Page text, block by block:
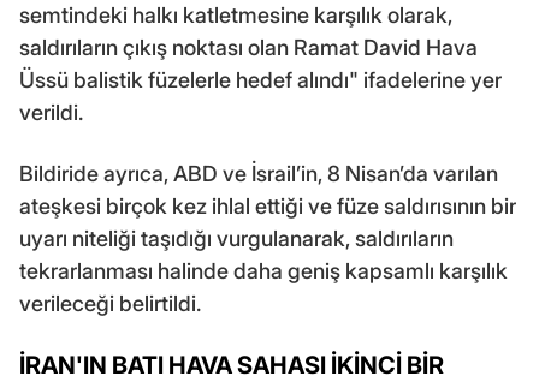
semtindeki halkı katletmesine karşılık olarak,
saldırıların çıkış noktası olan Ramat David Hava
Üssü balistik füzelerle hedef alındı" ifadelerine yer
verildi.
Bildiride ayrıca, ABD ve İsrail’in, 8 Nisan’da varılan
ateşkesi birçok kez ihlal ettiği ve füze saldırısının bir
uyarı niteliği taşıdığı vurgulanarak, saldırıların
tekrarlanması halinde daha geniş kapsamlı karşılık
verileceği belirtildi.
İRAN'IN BATI HAVA SAHASI İKİNCİ BİR